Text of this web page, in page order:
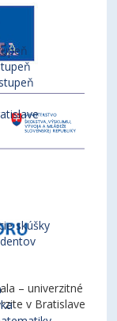
skúšky
– univerzitné
v Bratislave